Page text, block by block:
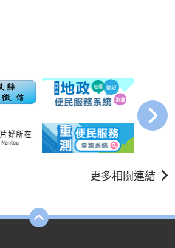
更多相關連結